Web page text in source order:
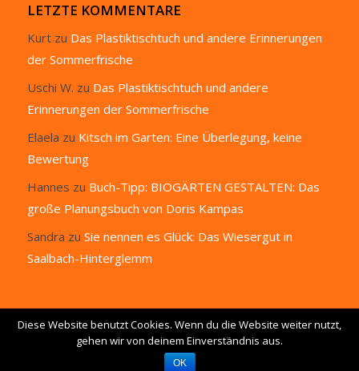
LETZTE KOMMENTARE
Kurtzu Das Plastiktischtuch und andere Erinnerungen
der Sommerfrische
Uschi W. zu Das Plastiktischtuch und andere
Erinnerungen der Sommerfrische
Elaela zu Kitsch im Garten: Eine Überlegung, keine
Bewertung
Hannes zu Buch-Tipp: BIOGÄRTEN GESTALTEN: Das
große Planungsbuch von Doris Kampas
Sandra zu Sie nennen es Glück: Das Wiesergut in
Saalbach-Hinterglemm
© Copyright 2015 - www.garteling.at- Der Garten Blog von Ulli Cecerle-
Diese Website benutzt Cookies. Wenn du die Website weiter nutzt,
gehen wir von deinem Einverständnis aus.
OK